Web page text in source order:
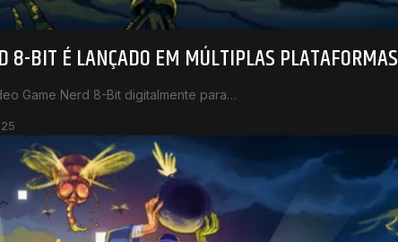
8-BIT É LANÇADO EM MÚLTIPLAS PLATAFORMAS
Game Nerd 8-Bit digitalmente para…